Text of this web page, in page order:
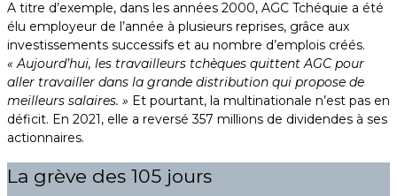
A titre d’exemple, dans les années 2000, AGC Tchéquie a été
élu employeur de l’année à plusieurs reprises, grâce aux
investissements successifs et au nombre d’emplois créés.
« Aujourd’hui, les travailleurs tchèques quittent AGC pour
aller travailler dans la grande distribution qui propose de
meilleurs salaires. » Et pourtant, la multinationale n’est pas en
déficit. En 2021, elle a reversé 357 millions de dividendes à ses
actionnaires.
La grève des 105 jours